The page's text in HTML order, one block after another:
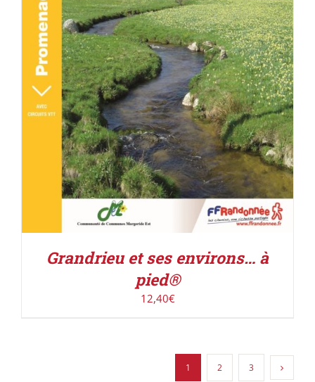
ACHETER LE PRODUIT / DÉTAILS
Grandrieu et ses environs… à
pied®
12,40€
1 2 3